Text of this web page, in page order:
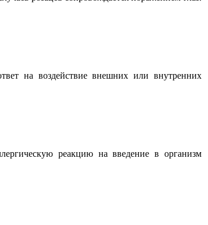
на воздействие внешних или внутренних
реакцию на введение в организм